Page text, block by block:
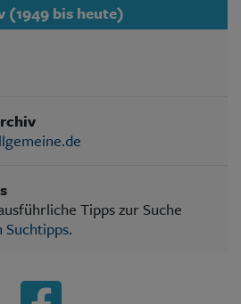
(1949 bis heute)
Tipps zur Suche
Suchtipps.